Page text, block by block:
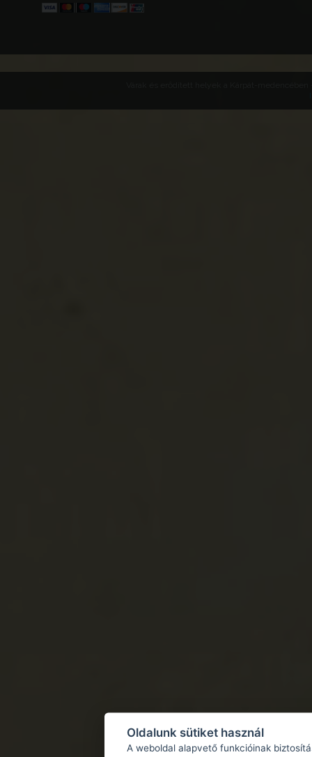
Oldalunk sütiket használ
A weboldal alapvető funkcióinak